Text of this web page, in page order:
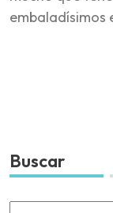
embaladísimos
Buscar